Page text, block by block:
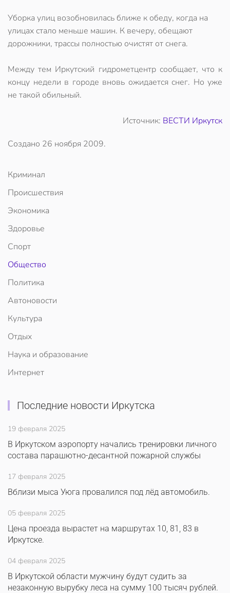
Уборка улиц возобновилась ближе к обеду, когда на
улицах стало меньше машин. К вечеру, обещают
дорожники, трассы полностью очистят от снега.
Между тем Иркутский гидрометцентр сообщает, что к
концу недели в городе вновь ожидается снег. Но уже
не такой обильный.
Источник: ВЕСТИ Иркутск
Создано 26 ноября 2009.
Криминал
Происшествия
Экономика
Здоровье
Спорт
Общество
Политика
Автоновости
Культура
Отдых
Наука и образование
Интернет
Последние новости Иркутска
19 февраля 2025
В Иркутском аэропорту начались тренировки личного
состава парашютно-десантной пожарной службы
17 февраля 2025
Вблизи мыса Уюга провалился под лёд автомобиль.
05 февраля 2025
Цена проезда вырастет на маршрутах 10, 81, 83 в
Иркутске.
04 февраля 2025
В Иркутской области мужчину будут судить за
незаконную вырубку леса на сумму 100 тысяч рублей.